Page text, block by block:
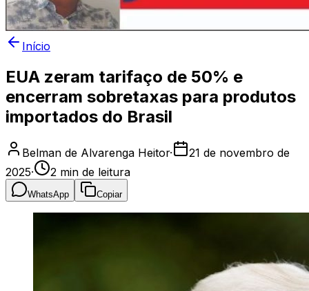
Início
EUA zeram tarifaço de 50% e
encerram sobretaxas para produtos
importados do Brasil
Belman de Alvarenga Heitor·
21 de novembro de
2025· 2 min de leitura
WhatsApp Copiar